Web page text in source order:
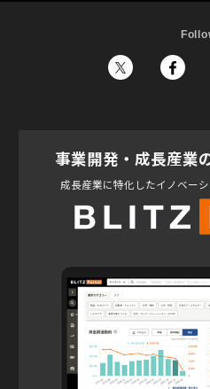
事業開発・成長産業
成長産業に特化したイノベー